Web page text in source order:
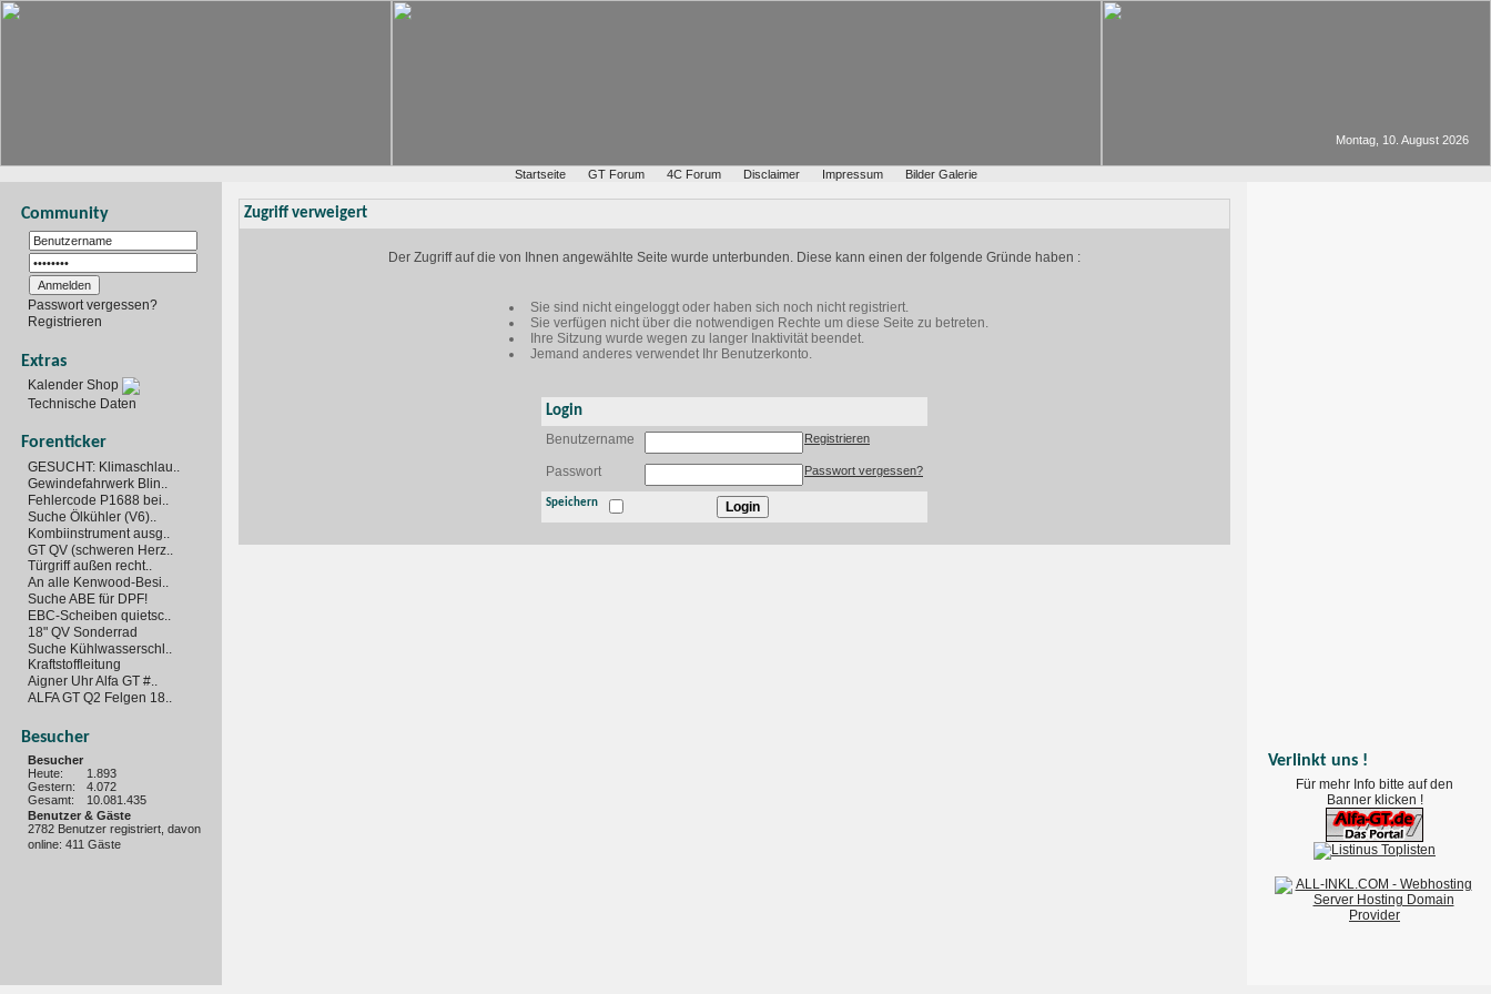
Startseite GT Forum 4C Forum Disclaimer Impressum Bilder Galerie
Montag, 10. August 2026
Community
Passwort vergessen?
Registrieren
Extras
Kalender Shop
Technische Daten
Forenticker
GESUCHT: Klimaschlau..
Gewindefahrwerk Blin..
Fehlercode P1688 bei..
Suche Ölkühler (V6)..
Kombiinstrument ausg..
GT QV (schweren Herz..
Türgriff außen recht..
An alle Kenwood-Besi..
Suche ABE für DPF!
EBC-Scheiben quietsc..
18" QV Sonderrad
Suche Kühlwasserschl..
Kraftstoffleitung
Aigner Uhr Alfa GT #..
ALFA GT Q2 Felgen 18..
Besucher
Besucher
Heute:
1.893
Gestern:
4.072
Gesamt:
10.081.435
Benutzer & Gäste
2782 Benutzer registriert, davon
online: 411 Gäste
Zugriff verweigert
Der Zugriff auf die von Ihnen angewählte Seite wurde unterbunden. Diese kann einen der folgende Gründe haben :
Sie sind nicht eingeloggt oder haben sich noch nicht registriert.
Sie verfügen nicht über die notwendigen Rechte um diese Seite zu betreten.
Ihre Sitzung wurde wegen zu langer Inaktivität beendet.
Jemand anderes verwendet Ihr Benutzerkonto.
Login
Benutzername Registrieren
Passwort Passwort vergessen?
Speichern
Verlinkt uns !
Für mehr Info bitte auf den
Banner klicken !